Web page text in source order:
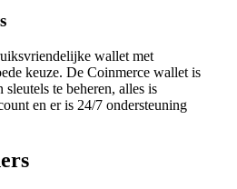
wallet met
keuze. De Coinmerce wallet is
te beheren, alles is
en er is 24/7 ondersteuning